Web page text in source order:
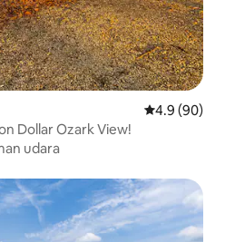
Penarafan
4.9 (90)
Dollar Ozark View!
udara